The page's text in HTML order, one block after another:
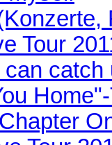
Tour
can catch